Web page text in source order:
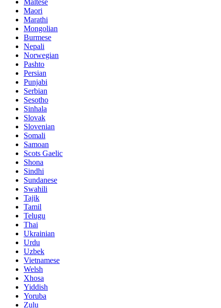
Maori
Marathi
Mongolian
Burmese
Nepali
Norwegian
Pashto
Persian
Punjabi
Serbian
Sesotho
Sinhala
Slovak
Slovenian
Somali
Samoan
Scots Gaelic
Shona
Sindhi
Sundanese
Swahili
Tajik
Tamil
Telugu
Thai
Ukrainian
Urdu
Uzbek
Vietnamese
Welsh
Xhosa
Yiddish
Yoruba
Zulu